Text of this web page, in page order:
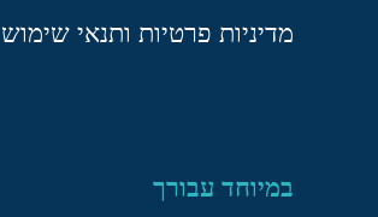
מדיניות פרטיות ותנאי שימוש
במיוחד עבורך